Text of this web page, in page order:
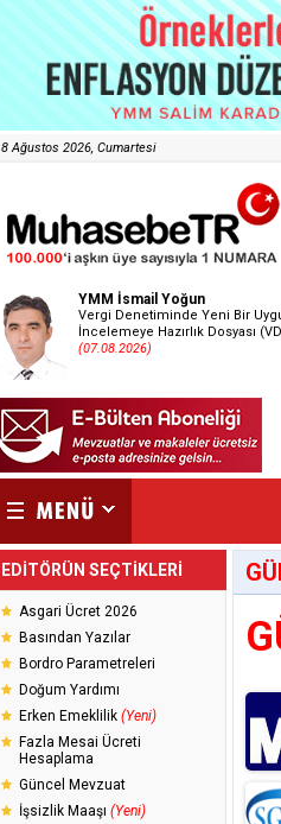
8 Ağustos 2026, Cumartesi
YMM İsmail Yoğun
Vergi Denetiminde Yeni Bir
İncelemeye Hazırlık Dosyası
(07.08.2026)
EDİTÖRÜN SEÇTİKLERİ
Asgari Ücret 2026
Basından Yazılar
Bordro Parametreleri
Doğum Yardımı
Erken Emeklilik (Yeni)
Fazla Mesai Ücreti
Hesaplama
Güncel Mevzuat
İşsizlik Maaşı (Yeni)